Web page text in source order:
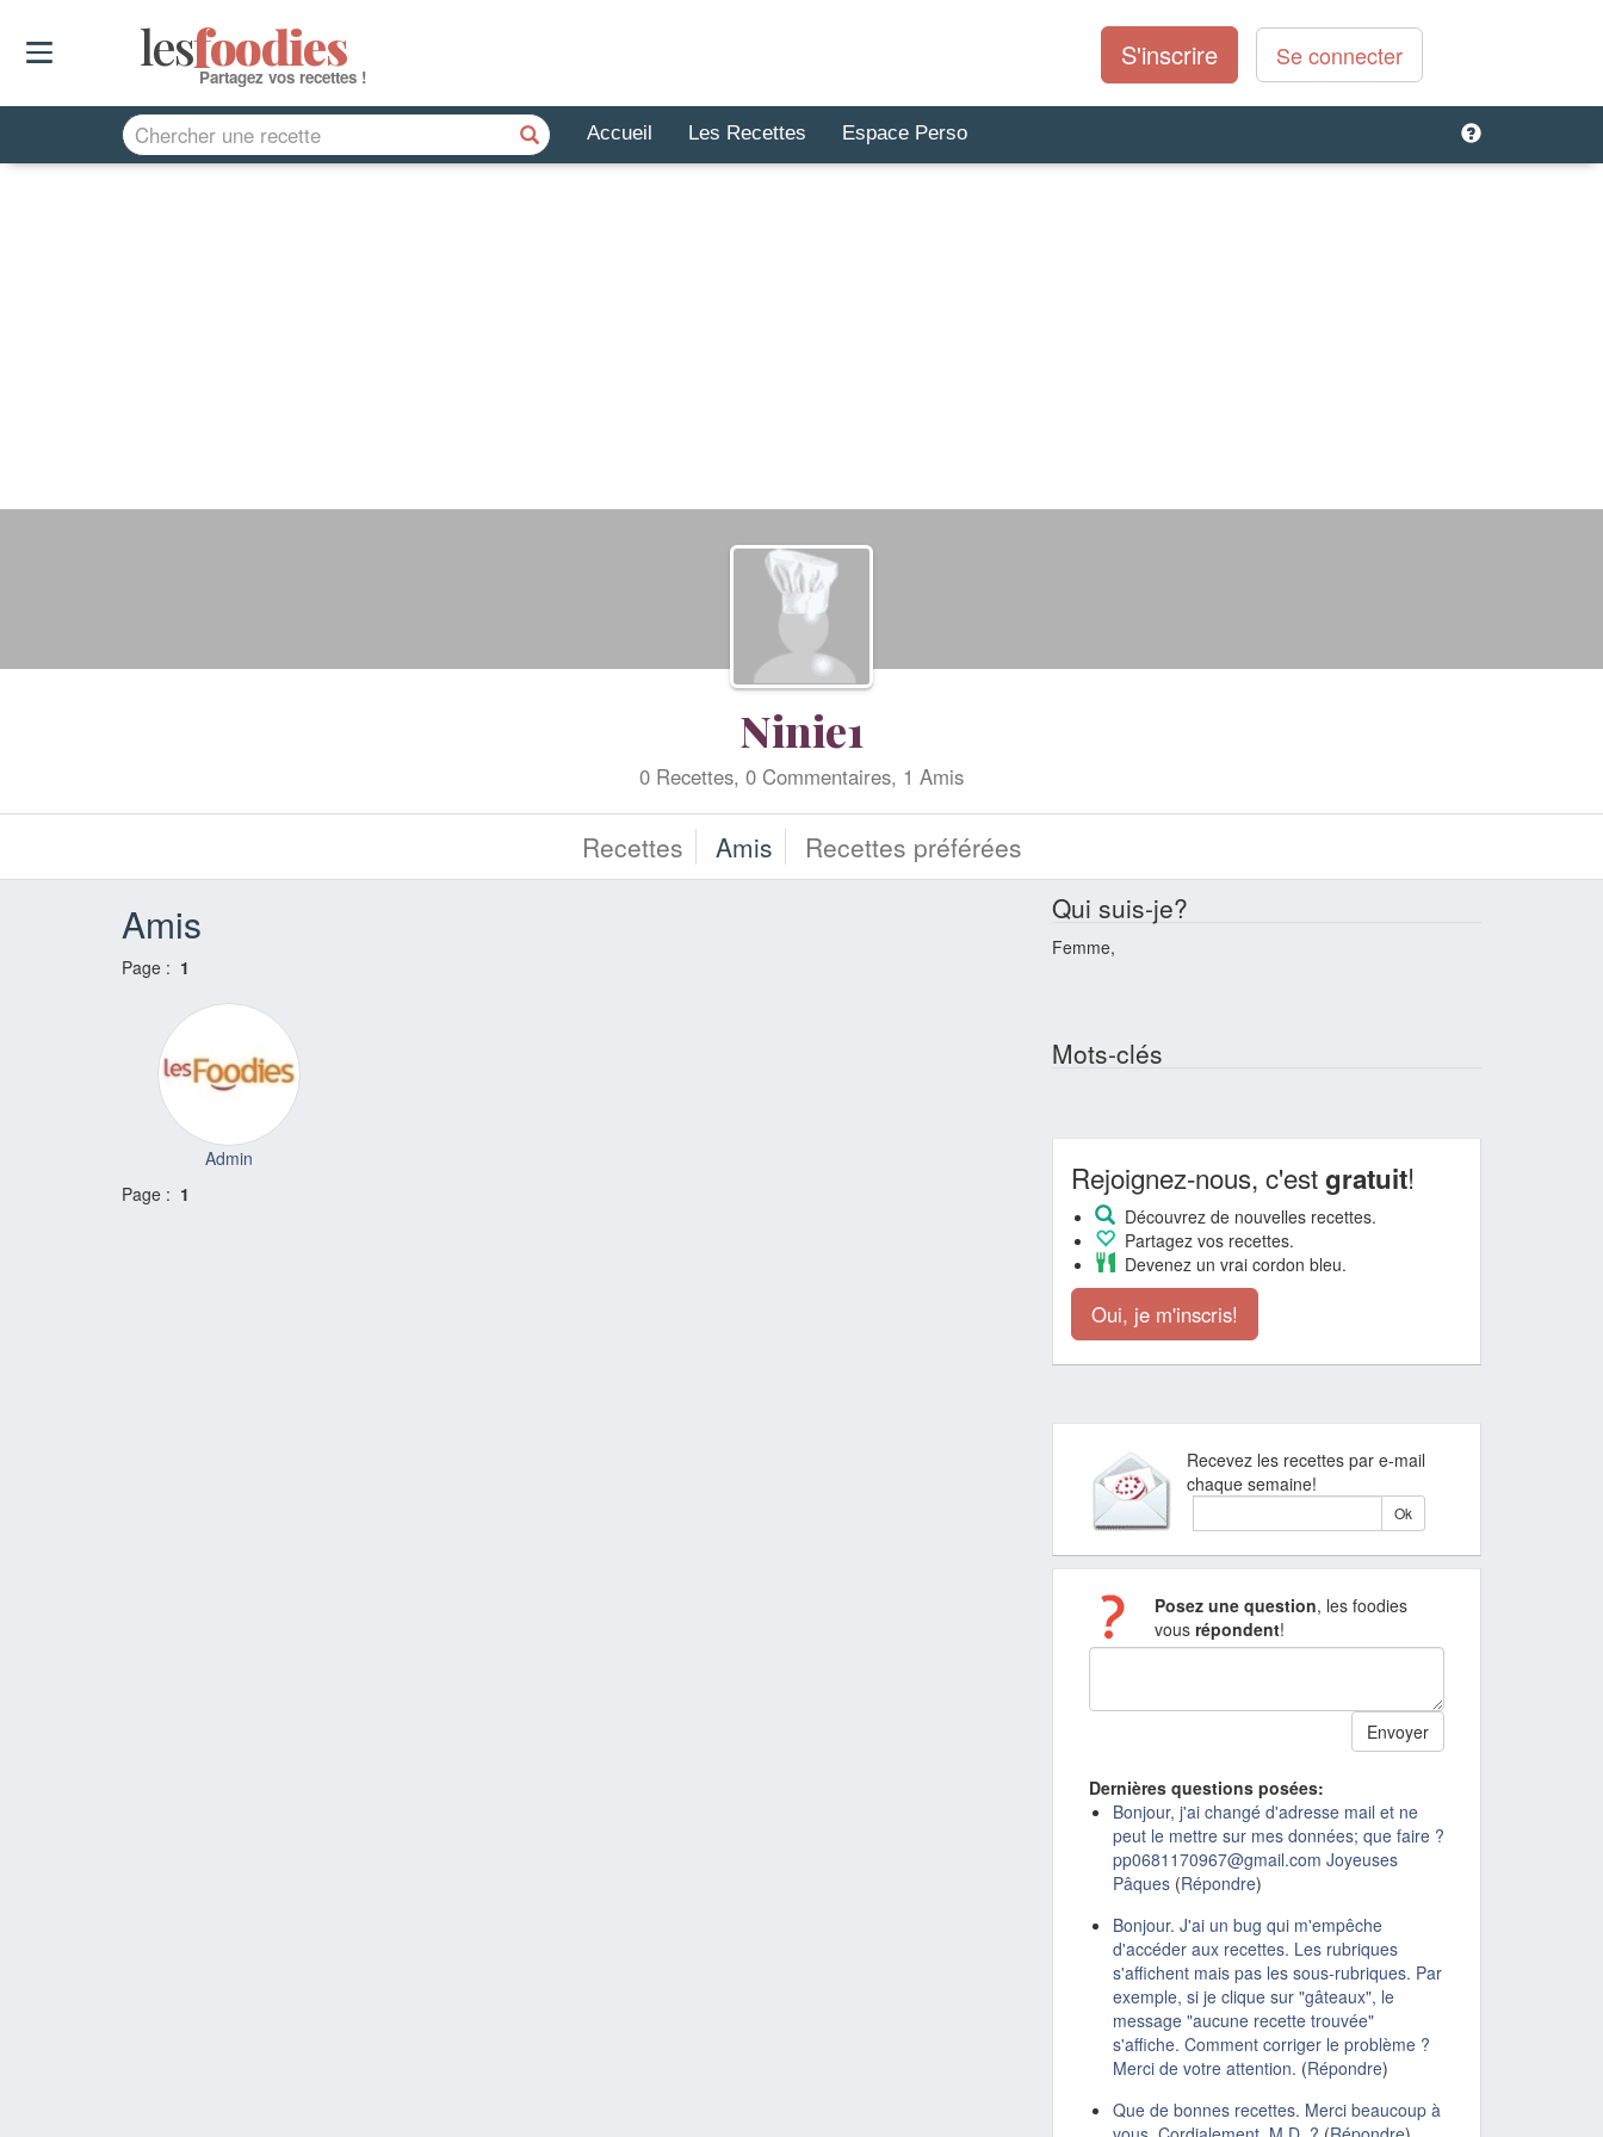
lesfoodies
Partagez vos recettes !
S'inscrire Se connecter
Accueil Les Recettes Espace Perso
Ninie1
0 Recettes, 0 Commentaires, 1 Amis
Recettes Amis Recettes préférées
Amis
Page : 1
Admin
Page : 1
Qui suis-je?
Femme,
Mots-clés
Rejoignez-nous, c'estgratuit!
Découvrez de nouvelles recettes.
Partagez vos recettes.
Devenez un vrai cordon bleu.
Oui, je m'inscris!
Recevez les recettes par e-mail
chaque semaine!
Posez une question, les foodies
vous répondent!
Dernières questions posées:
Bonjour, j'ai changé d'adresse mail et ne
peut le mettre sur mes données; que faire ?
pp0681170967@gmail.com Joyeuses
Pâques (Répondre)
Bonjour. J'ai un bug qui m'empêche
d'accéder aux recettes. Les rubriques
s'affichent mais pas les sous-rubriques. Par
exemple, si je clique sur "gâteaux", le
message "aucune recette trouvée"
s'affiche. Comment corriger le problème ?
Merci de votre attention. (Répondre)
Que de bonnes recettes. Merci beaucoup à